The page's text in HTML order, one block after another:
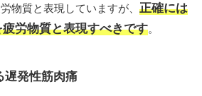
物質と表現していますが、 正確には
労物質と表現すべきです。
遅発性筋肉痛